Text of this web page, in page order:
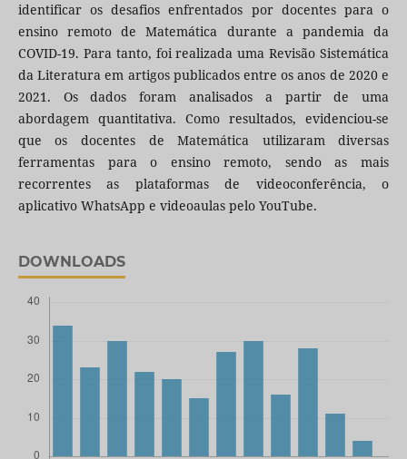
identificar os desafios enfrentados por docentes para o
ensino remoto de Matemática durante a pandemia da
COVID-19. Para tanto, foi realizada uma Revisão Sistemática
da Literatura em artigos publicados entre os anos de 2020 e
2021. Os dados foram analisados a partir de uma
abordagem quantitativa. Como resultados, evidenciou-se
que os docentes de Matemática utilizaram diversas
ferramentas para o ensino remoto, sendo as mais
recorrentes as plataformas de videoconferência, o
aplicativo WhatsApp e videoaulas pelo YouTube.
DOWNLOADS